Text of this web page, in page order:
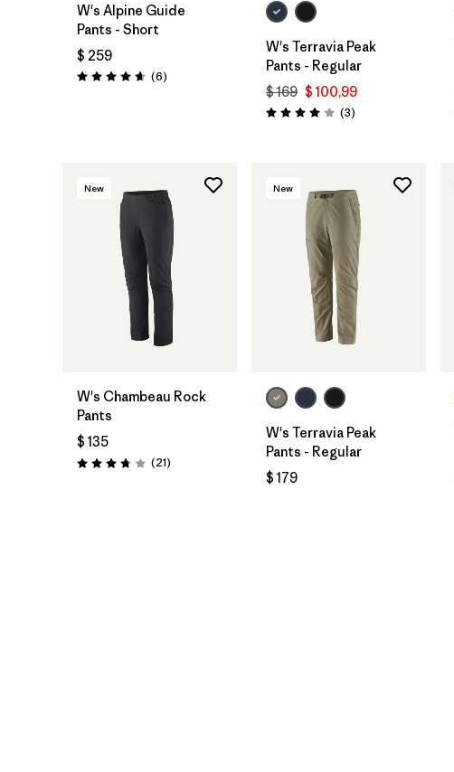
W's Alpine Guide
Pants - Short
$ 259
Valoración: 4.7 / 5
(6Comentarios
)
W's Terravia Peak
Pants - Regular
$ 169 $ 100,99
Valoración: 4.0 / 5
(3Comentarios
)
New
W's Chambeau Rock
Pants
$ 135
Valoración: 3.8 / 5
(21Comentarios
)
New
W's Terravia Peak
Pants - Regular
$ 179